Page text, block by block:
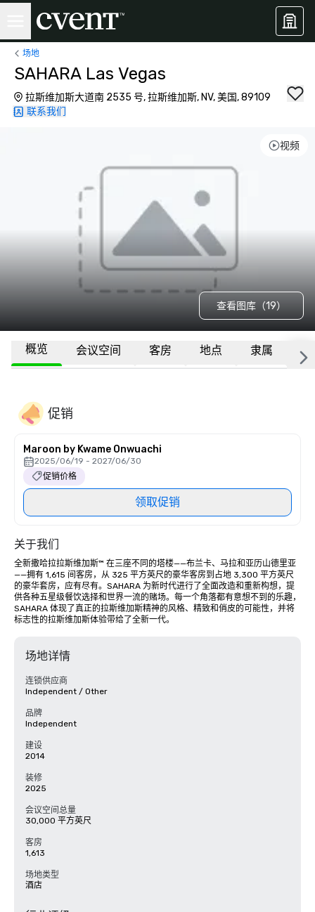
场地
SAHARA Las Vegas
拉斯维加斯大道南 2535 号, 拉斯维加斯, NV, 美国, 89109
联系我们
视频
查看图库（19）
概览 会议空间 客房 地点 隶属 更
促销
Maroon by Kwame Onwuachi
2025/06/19 - 2027/06/30
促销价格
领取促销
关于我们
全新撒哈拉拉斯维加斯™ 在三座不同的塔楼——布兰卡、马拉和亚历山德里亚
——拥有 1,615 间客房，从 325 平方英尺的豪华客房到占地 3,300 平方英尺
的豪华套房，应有尽有。SAHARA 为新时代进行了全面改造和重新构想，提
供各种五星级餐饮选择和世界一流的赌场。每一个角落都有意想不到的乐趣，
SAHARA 体现了真正的拉斯维加斯精神的风格、精致和俏皮的可能性，并将
标志性的拉斯维加斯体验带给了全新一代。
场地详情
连锁供应商
Independent / Other
品牌
Independent
建设
2014
装修
2025
会议空间总量
30,000 平方英尺
客房
1,613
场地类型
酒店